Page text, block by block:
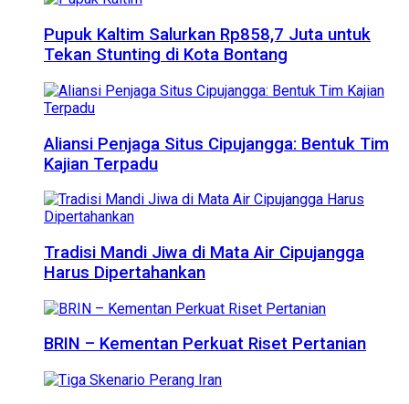
Pupuk Kaltim Salurkan Rp858,7 Juta untuk
Tekan Stunting di Kota Bontang
Aliansi Penjaga Situs Cipujangga: Bentuk Tim
Kajian Terpadu
Tradisi Mandi Jiwa di Mata Air Cipujangga
Harus Dipertahankan
BRIN – Kementan Perkuat Riset Pertanian